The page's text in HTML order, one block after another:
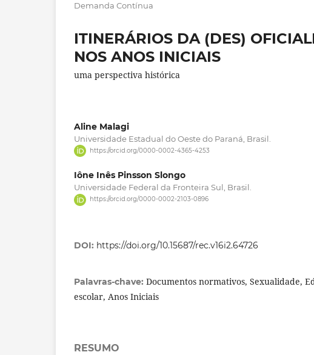
Demanda Contínua
ITINERÁRIOS DA (DES)
NOS ANOS INICIAIS
uma perspectiva histórica
Aline Malagi
Universidade Estadual do Oeste do Paraná, Brasil.
https://orcid.org/0000-0002-4365-4253
Iône Inês Pinsson Slongo
Universidade Federal da Fronteira Sul, Brasil.
https://orcid.org/0000-0002-2103-0896
DOI: https://doi.org/10.15687/rec.v16i2.64726
Palavras-chave: Documentos normativos, Sexualidade,
escolar, Anos Iniciais
RESUMO